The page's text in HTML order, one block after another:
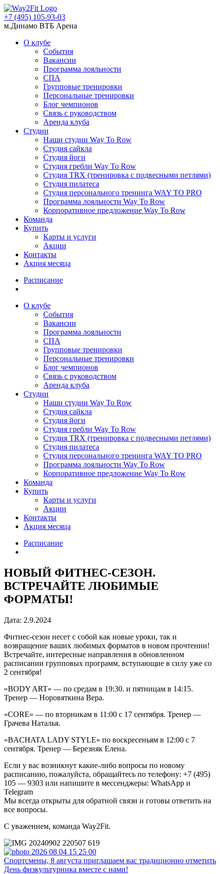
+7 (495) 105-93-03
м.Динамо ВТБ Арена
О клубе
События
Вакансии
Программа лояльности
СПА
Групповые тренировки
Персональные тренировки
Блог чемпионов
Связь с руководством
Аренда клуба
Студии
Наши студии Way To Row
Студия сайкла
Студия йоги
Студия гребли Way To Row
Студия TRX (тренировка с подвесными петлями)
Студия пилатеса
Студия персонального тренинга WAY TO PRO
Программа лояльности Way To Row
Корпоративное предложение Way To Row
Команда
Купить
Карты и услуги
Акции
Контакты
Акция месяца
Расписание
О клубе
События
Вакансии
Программа лояльности
СПА
Групповые тренировки
Персональные тренировки
Блог чемпионов
Связь с руководством
Аренда клуба
Студии
Наши студии Way To Row
Студия сайкла
Студия йоги
Студия гребли Way To Row
Студия TRX (тренировка с подвесными петлями)
Студия пилатеса
Студия персонального тренинга WAY TO PRO
Программа лояльности Way To Row
Корпоративное предложение Way To Row
Команда
Купить
Карты и услуги
Акции
Контакты
Акция месяца
Расписание
НОВЫЙ ФИТНЕС-СЕЗОН.
ВСТРЕЧАЙТЕ ЛЮБИМЫЕ
ФОРМАТЫ!
Дата: 2.9.2024
Фитнес-сезон несет с собой как новые уроки, так и
возвращение ваших любимых форматов в новом прочтении!
Встречайте, интересные направления в обновленном
расписании групповых программ, вступающие в силу уже со
2 сентября!
«BODY ART» — по средам в 19:30. и пятницам в 14:15.
Тренер — Норовяткина Вера.
«CORE» — по вторникам в 11:00 с 17 сентября. Тренер —
Грачева Наталья.
«BACHATA LADY STYLE» по воскресеньям в 12:00 с 7
сентября. Тренер — Березняк Елена.
Если у вас возникнут какие-либо вопросы по новому
расписанию, пожалуйста, обращайтесь по телефону: +7 (495)
105 — 9303 или напишите в мессенджеры: WhatsApp и
Telegram
Мы всегда открыты для обратной связи и готовы ответить на
все вопросы.
С уважением, команда Way2Fit.
Спортсмены, 8 августа приглашаем вас традиционно отметить
День физкультурника вместе с нами!